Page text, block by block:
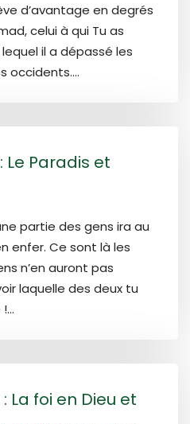
d’avantage en degrés
celui à qui Tu as
il a dépassé les
occidents....
Le Paradis et
partie des gens ira au
enfer. Ce sont là les
n’en auront pas
laquelle des deux tu
La foi en Dieu et